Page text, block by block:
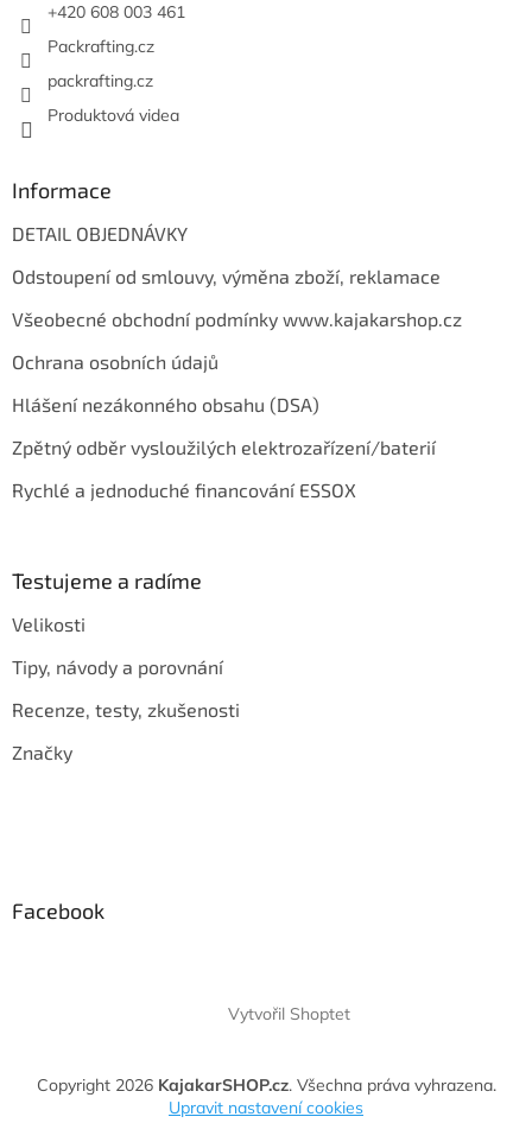
+420 608 003 461
Packrafting.cz
packrafting.cz
Produktová videa
Informace
DETAIL OBJEDNÁVKY
Odstoupení od smlouvy, výměna zboží, reklamace
Všeobecné obchodní podmínky www.kajakarshop.cz
Ochrana osobních údajů
Hlášení nezákonného obsahu (DSA)
Zpětný odběr vysloužilých elektrozařízení/baterií
Rychlé a jednoduché financování ESSOX
Testujeme a radíme
Velikosti
Tipy, návody a porovnání
Recenze, testy, zkušenosti
Značky
Facebook
Vytvořil Shoptet
Copyright 2026 KajakarSHOP.cz. Všechna práva vyhrazena.
Upravit nastavení cookies